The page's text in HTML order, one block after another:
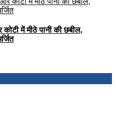
कोटी में मीठे पानी की छबील,